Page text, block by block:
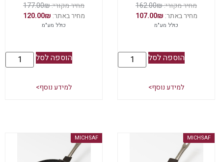
162.00₪
107.00₪
כולל מע"מ
הוספה לסל
למידע נוסף>
177.00₪
120.00₪
כולל מע"מ
הוספה לסל
למידע נוסף>
MICHSAF
MICHSAF